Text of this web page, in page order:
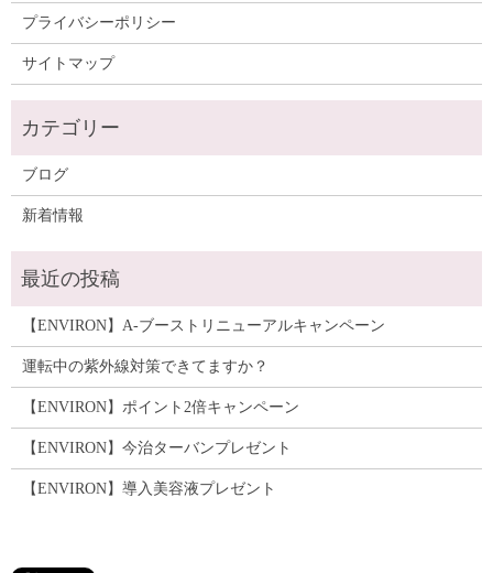
プライバシーポリシー
サイトマップ
ブログ
新着情報
【ENVIRON】A-ブーストリニューアルキャンペーン
運転中の紫外線対策できてますか？
【ENVIRON】ポイント2倍キャンペーン
【ENVIRON】今治ターバンプレゼント
【ENVIRON】導入美容液プレゼント